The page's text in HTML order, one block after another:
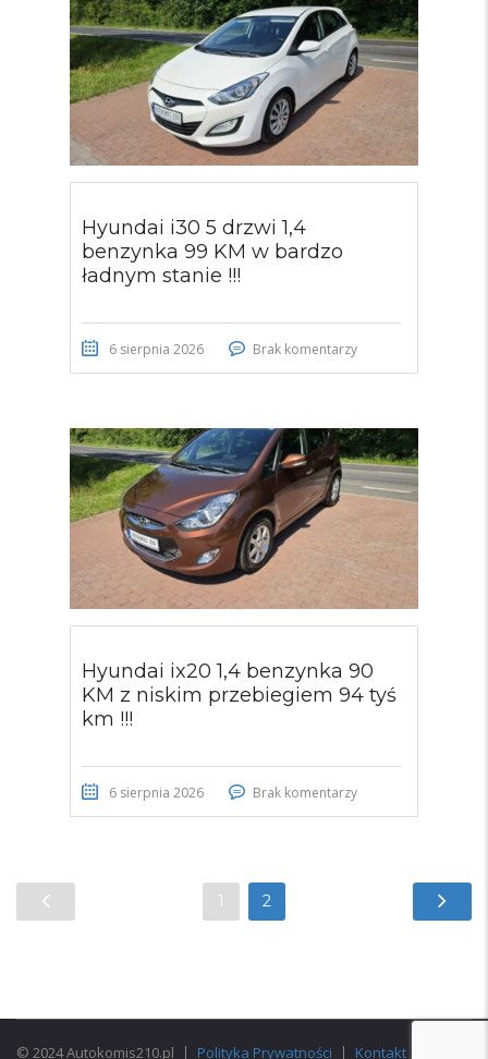
Hyundai i30 5 drzwi 1,4
benzynka 99 KM w bardzo
ładnym stanie !!!
6 sierpnia 2026 Brak komentarzy
Hyundai ix20 1,4 benzynka 90
KM z niskim przebiegiem 94 tyś
km !!!
6 sierpnia 2026 Brak komentarzy
1 2
© 2024 Autokomis210.pl Polityka Prywatności Kontakt